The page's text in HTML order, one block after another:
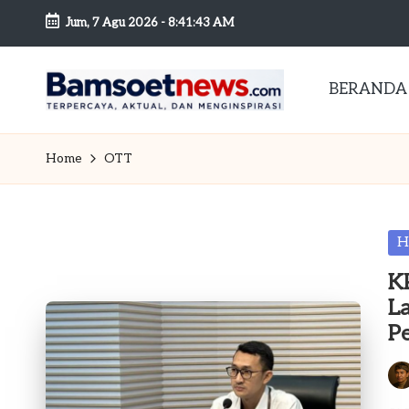
Skip
content
Jum, 7 Agu 2026 -8:41:44 AM
B
a
o
et
n
dan
Mobilitas
BERANDA
Home OTT